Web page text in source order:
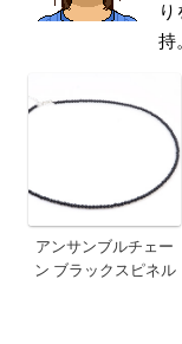
持
アンサンブルチェー
ン ブラックスピネル